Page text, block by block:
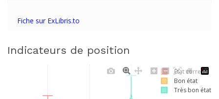
Fiche sur ExLibris.to
Indicateurs de position
Etat correct
Bon état
Très bon état